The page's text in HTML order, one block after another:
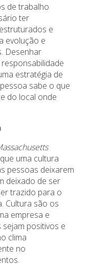
de trabalho
ter
e
evolução e
Desenhar
estratégia de
sabe o que
do local onde
uma cultura
pessoas deixarem
deixado de ser
trazido para o
Cultura são os
empresa e
positivos e
clima
no